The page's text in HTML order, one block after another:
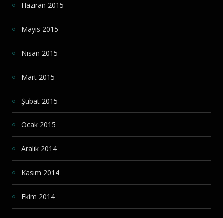
Haziran 2015
Mayıs 2015
Nisan 2015
Mart 2015
Şubat 2015
Ocak 2015
Aralık 2014
Kasım 2014
Ekim 2014